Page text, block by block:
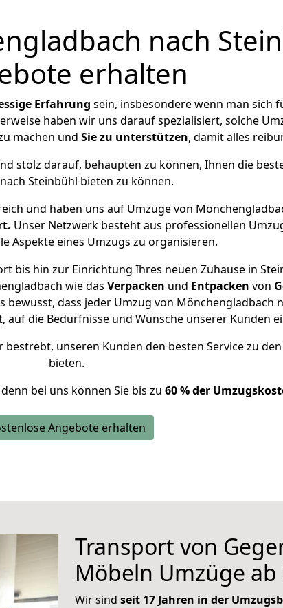
nach
erhalten
Erfahrung sein, insbesondere wenn man sich
haben wir uns darauf spezialisiert, solche
machen und Sie zu unterstützen, damit alles
stolz darauf, behaupten zu können, Ihnen die
Steinbühl bieten zu können.
und haben uns auf Umzüge von
Unser Netzwerk besteht aus professionellen
Aspekte eines Umzugs zu organisieren.
bis hin zur Einrichtung Ihres neuen Zuhause in
wie das Verpacken und Entpacken von
dass jeder Umzug von Mönchengladbach
die Bedürfnisse und Wünsche unserer Kunden
bestrebt, unseren Kunden den besten Service zu den
bieten.
bei uns können Sie bis zu 60 % der
Angebote erhalten
Transport von
Möbeln Umzüge ab
Wir sind seit 17 Jahren in der